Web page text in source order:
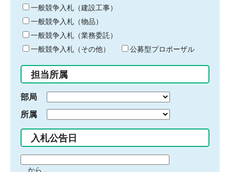
キ
ー
ワ
ー
ド
入
力
一般競争入札（建設工事）
一般競争入札（物品）
一般競争入札（業務委託）
一般競争入札（その他）
公募型プロポーザル
担当所属
部局
所属
入札公告日
から